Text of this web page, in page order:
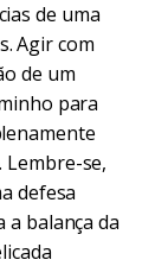
de uma
Agir com
de um
para
Lembre-se,
defesa
a balança da